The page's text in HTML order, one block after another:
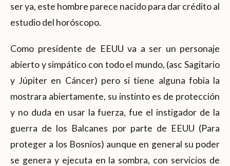
ser ya, este hombre parece nacido para dar crédito al
estudio del horóscopo.
Como presidente de EEUU va a ser un personaje
abierto y simpático con todo el mundo, (asc Sagitario
y Júpiter en Cáncer) pero si tiene alguna fobia la
mostrara abiertamente, su instinto es de protección
y no duda en usar la fuerza, fue el instigador de la
guerra de los Balcanes por parte de EEUU (Para
proteger a los Bosnios) aunque en general su poder
se genera y ejecuta en la sombra, con servicios de